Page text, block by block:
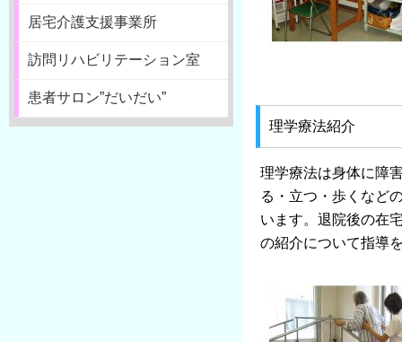
居宅介護支援事業所
訪問リハビリテーション室
患者サロン”だいだい”
理学療法紹介
理学療法は身体に障
る・立つ・歩くなど
います。退院後の在
の紹介について指導